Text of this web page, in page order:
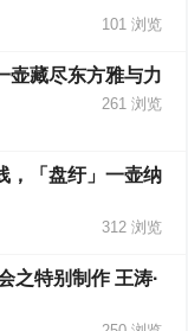
101浏览
壶藏尽东方雅与力
261浏览
，「盘纡」一壶纳
312浏览
之特别制作 王涛·